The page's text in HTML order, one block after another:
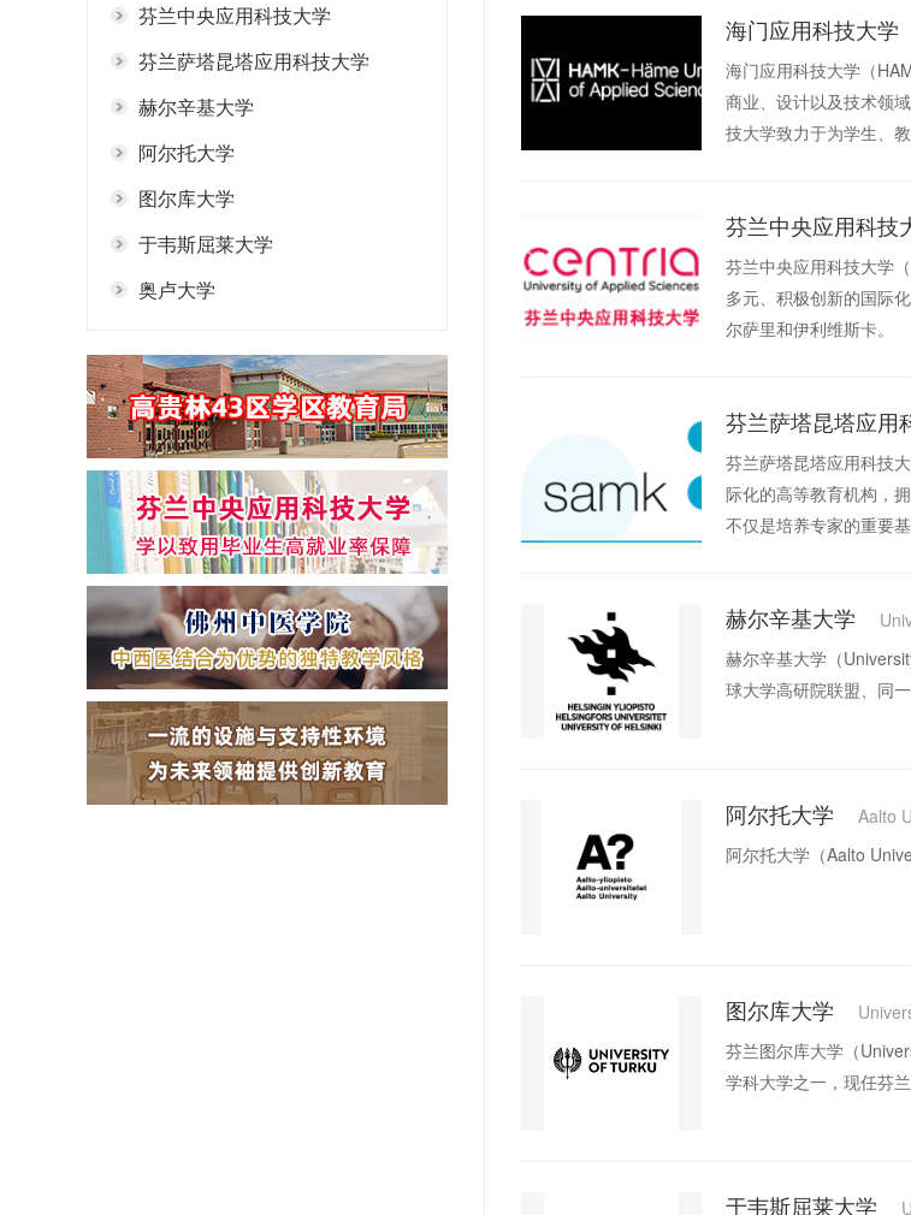
芬兰中央应用科技大学
芬兰萨塔昆塔应用科技大学
赫尔辛基大学
阿尔托大学
图尔库大学
于韦斯屈莱大学
奥卢大学
海门应用科技大学
海门应用科技大学（
商业、设计以及技术领
技大学致力于为学生、
芬兰中央应用科技
芬兰中央应用科技大学
多元、积极创新的国际
尔萨里和伊利维斯卡。
芬兰萨塔昆塔应用
芬兰萨塔昆塔应用科技
际化的高等教育机构，
不仅是培养专家的重要
赫尔辛基大学
赫尔辛基大学（
球大学高研院联盟、同
阿尔托大学 Aalto
阿尔托大学（Aalto
图尔库大学
芬兰图尔库大学（
学科大学之一，现任芬
于韦斯屈莱大学